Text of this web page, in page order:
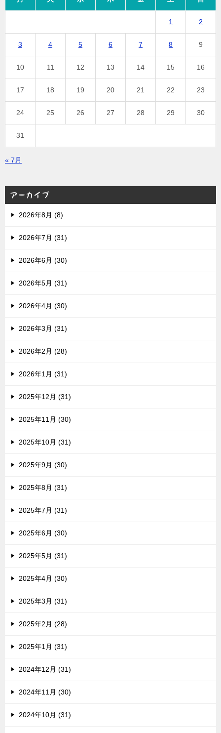
1 2
3 4 5 6 7 8 9
10 11 12 13 14 15 16
17 18 19 20 21 22 23
24 25 26 27 28 29 30
31
« 7月
アーカイブ
2026年8月 (8)
2026年7月 (31)
2026年6月 (30)
2026年5月 (31)
2026年4月 (30)
2026年3月 (31)
2026年2月 (28)
2026年1月 (31)
2025年12月 (31)
2025年11月 (30)
2025年10月 (31)
2025年9月 (30)
2025年8月 (31)
2025年7月 (31)
2025年6月 (30)
2025年5月 (31)
2025年4月 (30)
2025年3月 (31)
2025年2月 (28)
2025年1月 (31)
2024年12月 (31)
2024年11月 (30)
2024年10月 (31)